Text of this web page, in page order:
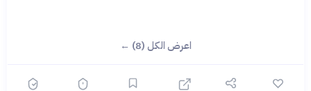
اعرض الكل (8) ←